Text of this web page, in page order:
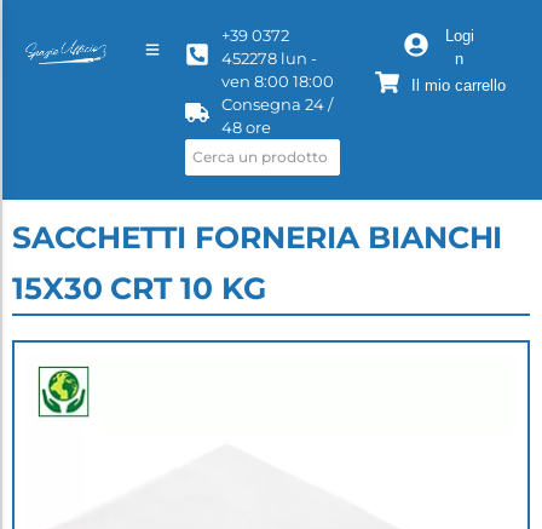
+39 0372
452278 lun -
ven 8:00 18:00
Consegna 24 /
48 ore
Logi
n
Il mio carrello
SACCHETTI FORNERIA BIANCHI
15X30 CRT 10 KG